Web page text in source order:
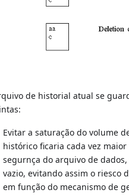
de historial atual se
Evitar a saturação do volume
histórico ficaria cada vez
segurnça do arquivo de
vazio, evitando assim o riesco
em função do mecanismo de